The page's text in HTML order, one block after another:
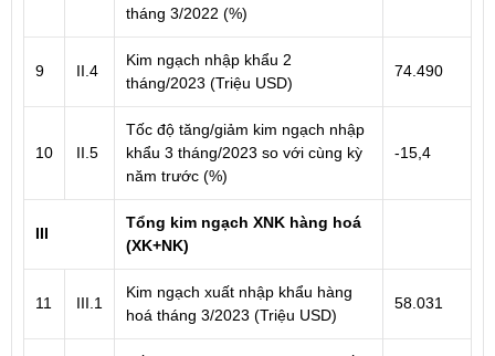
tháng 3/2022 (%)
9 II.4
Kim ngạch nhập khẩu 2
tháng/2023 (Triệu USD)
74.490
10 II.5
Tốc độ tăng/giảm kim ngạch nhập
khẩu 3 tháng/2023 so với cùng kỳ
năm trước (%)
-15,4
III
Tổng kim ngạch XNK hàng hoá
(XK+NK)
11 III.1
Kim ngạch xuất nhập khẩu hàng
hoá tháng 3/2023 (Triệu USD)
58.031